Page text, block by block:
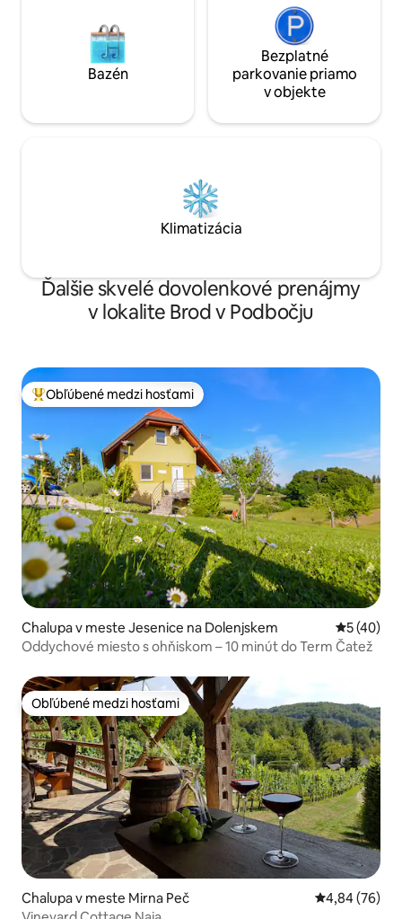
Bazén
Bezplatné
parkovanie priamo
v objekte
Klimatizácia
Ďalšie skvelé dovolenkové prenájmy
v lokalite Brod v Podbočju
Najobľúbenejšie medzi hosťami
Obľúbené medzi hosťami
Chalupa v meste Jesenice na Dolenjskem
5 (40)
Oddychové miesto s ohňiskom – 10 minút do Term Čatež
Obľúbené medzi hosťami
Obľúbené medzi hosťami
Chalupa v meste Mirna Peč Priemerné
4,84 (76)